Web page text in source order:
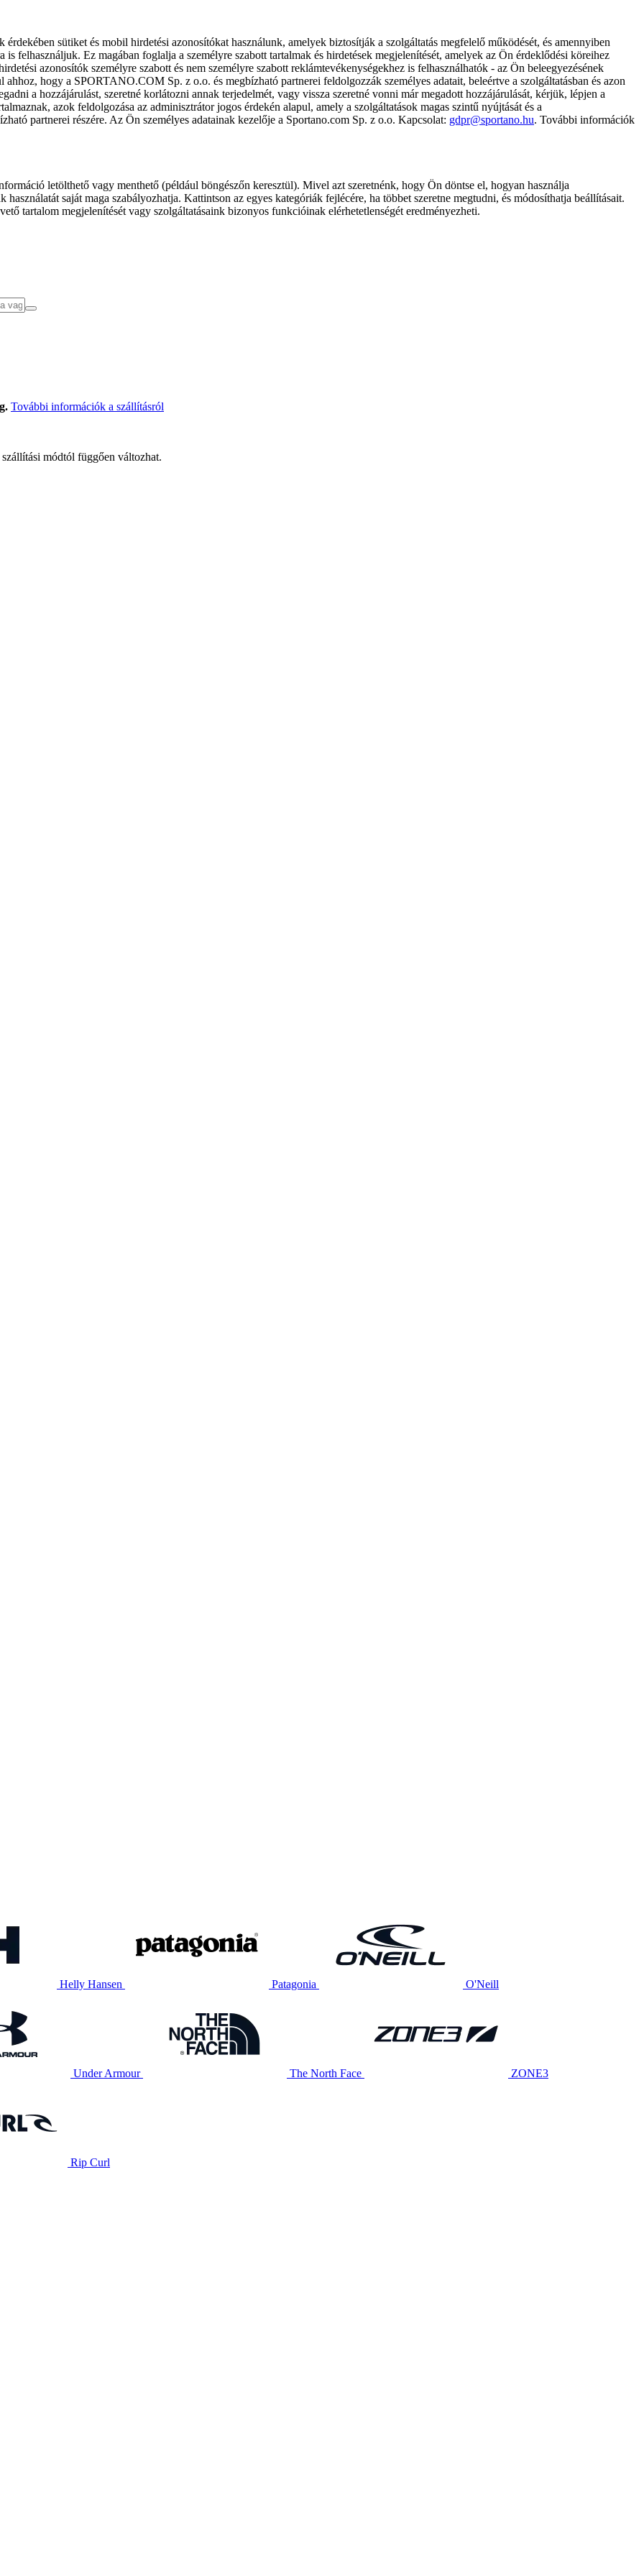
sütiket és mobil hirdetési azonosítókat használunk, amelyek biztosítják a szolgáltatás megfelelő működését, és amennyiben
is felhasználjuk. Ez magában foglalja a személyre szabott tartalmak és hirdetések megjelenítését, amelyek az Ön érdeklődési köreihez
azonosítók személyre szabott és nem személyre szabott reklámtevékenységekhez is felhasználhatók - az Ön beleegyezésének
hogy a SPORTANO.COM Sp. z o.o. és megbízható partnerei feldolgozzák személyes adatait, beleértve a szolgáltatásban és azon
a hozzájárulást, szeretné korlátozni annak terjedelmét, vagy vissza szeretné vonni már megadott hozzájárulását, kérjük, lépjen a
azok feldolgozása az adminisztrátor jogos érdekén alapul, amely a szolgáltatások magas szintű nyújtását és a
partnerei részére. Az Ön személyes adatainak kezelője a Sportano.com Sp. z o.o. Kapcsolat: gdpr@sportano.hu. További információk
letölthető vagy menthető (például böngészőn keresztül). Mivel azt szeretnénk, hogy Ön döntse el, hogyan használja
saját maga szabályozhatja. Kattintson az egyes kategóriák fejlécére, ha többet szeretne megtudni, és módosíthatja beállításait.
tartalom megjelenítését vagy szolgáltatásaink bizonyos funkcióinak elérhetetlenségét eredményezheti.
További információk a szállításról
módtól függően változhat.
Helly Hansen Patagonia O'Neill
Under Armour The North Face ZONE3
Rip Curl